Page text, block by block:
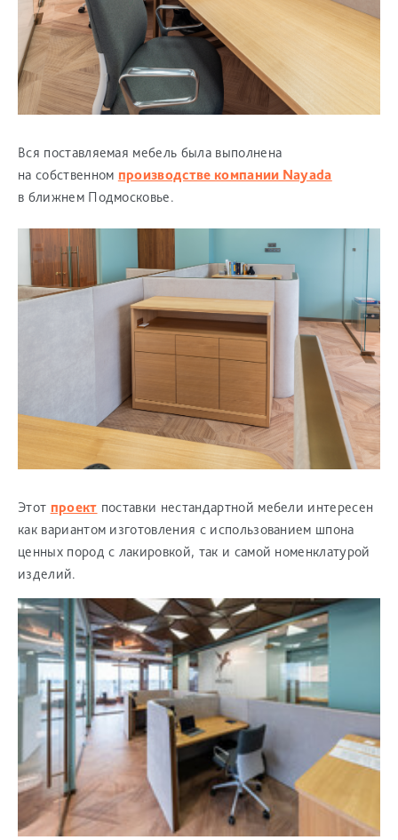
Вся поставляемая мебель была выполнена
на собственном производстве компании Nayada
в ближнем Подмосковье.
Этот проект поставки нестандартной мебели интересен
как вариантом изготовления с использованием шпона
ценных пород с лакировкой, так и самой номенклатурой
изделий.